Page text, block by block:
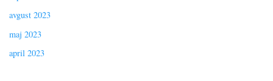
avgust 2023
maj 2023
april 2023